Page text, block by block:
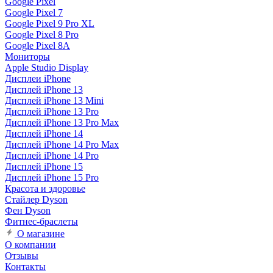
Google Pixel 7
Google Pixel 9 Pro XL
Google Pixel 8 Pro
Google Pixel 8A
Мониторы
Apple Studio Display
Дисплеи iPhone
Дисплей iPhone 13
Дисплей iPhone 13 Mini
Дисплей iPhone 13 Pro
Дисплей iPhone 13 Pro Max
Дисплей iPhone 14
Дисплей iPhone 14 Pro Max
Дисплей iPhone 14 Pro
Дисплей iPhone 15
Дисплей iPhone 15 Pro
Красота и здоровье
Стайлер Dyson
Фен Dyson
Фитнес-браслеты
О магазине
О компании
Отзывы
Контакты